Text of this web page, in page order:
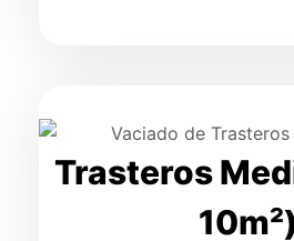
Trasteros
10m²)